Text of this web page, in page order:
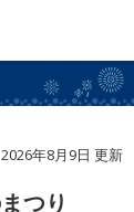
2026年8月9日 更新
つり